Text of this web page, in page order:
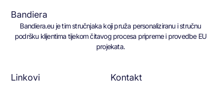
Bandiera
Bandiera.eu je tim stručnjaka koji pruža personaliziranu i stručnu
podršku klijentima tijekom čitavog procesa pripreme i provedbe EU
projekata.
Linkovi Kontakt